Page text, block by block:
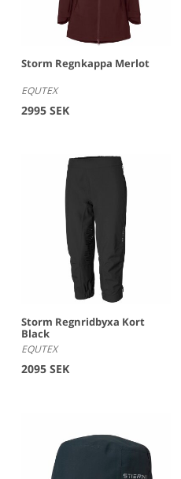
Storm Regnkappa Merlot
EQUTEX
2995 SEK
Storm Regnridbyxa Kort
Black
EQUTEX
2095 SEK